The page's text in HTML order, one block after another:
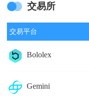
交易所
交易平台
Bololex
Gemini